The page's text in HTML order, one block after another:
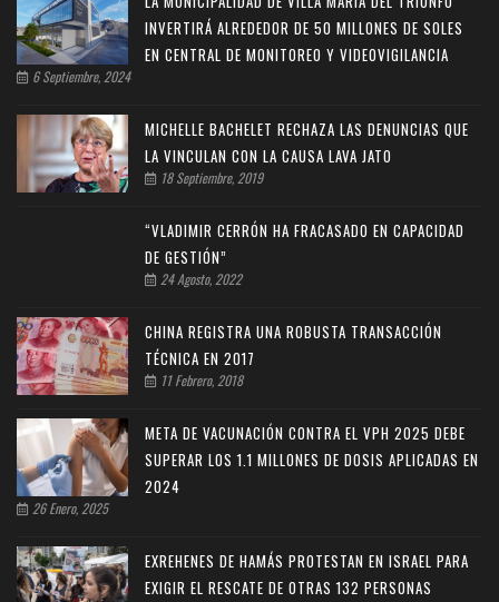
INVERTIRÁ ALREDEDOR DE 50 MILLONES DE SOLES
EN CENTRAL DE MONITOREO Y VIDEOVIGILANCIA
6 Septiembre, 2024
MICHELLE BACHELET RECHAZA LAS DENUNCIAS QUE
LA VINCULAN CON LA CAUSA LAVA JATO
18 Septiembre, 2019
“VLADIMIR CERRÓN HA FRACASADO EN CAPACIDAD
DE GESTIÓN”
24 Agosto, 2022
CHINA REGISTRA UNA ROBUSTA TRANSACCIÓN
TÉCNICA EN 2017
11 Febrero, 2018
META DE VACUNACIÓN CONTRA EL VPH 2025 DEBE
SUPERAR LOS 1.1 MILLONES DE DOSIS APLICADAS EN
2024
26 Enero, 2025
EXREHENES DE HAMÁS PROTESTAN EN ISRAEL PARA
EXIGIR EL RESCATE DE OTRAS 132 PERSONAS